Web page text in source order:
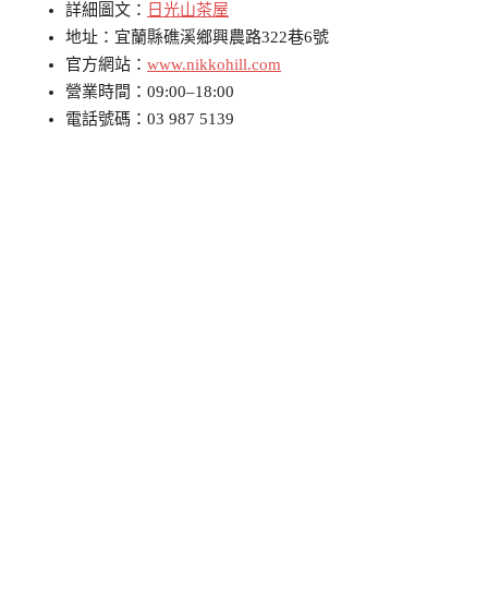
詳細圖文： 日光山茶屋
地址：宜蘭縣礁溪鄉興農路322巷6號
官方網站： www.nikkohill.com
營業時間：09:00–18:00
電話號碼：03 987 5139